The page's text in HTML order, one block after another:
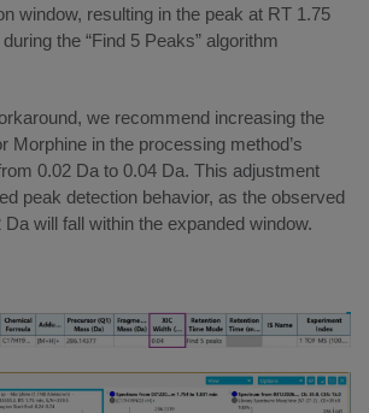
window, resulting in the peak at RT 1.75
the “Find 5 Peaks” algorithm
we recommend increasing the
Morphine in the processing method’s
0.02 Da to 0.04 Da. This adjustment
peak detection behavior, as the observed
will fall within the expanded window.